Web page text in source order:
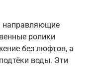
направляющие
ролики
без люфтов, а
воды. Эти